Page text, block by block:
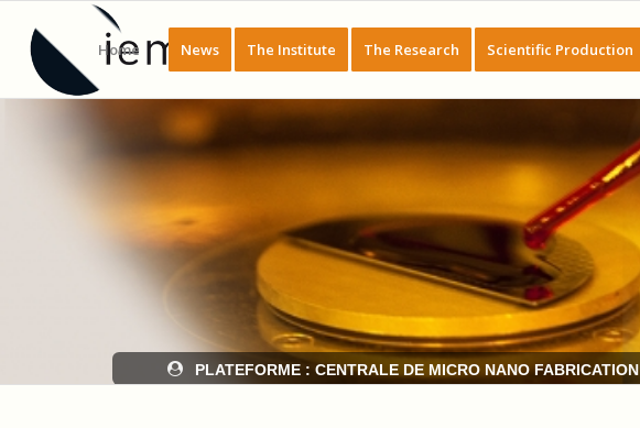
Home News The Institute The Research Scientific Production
PLATEFORME : CENTRALE DE MICRO NANO FABRICATION